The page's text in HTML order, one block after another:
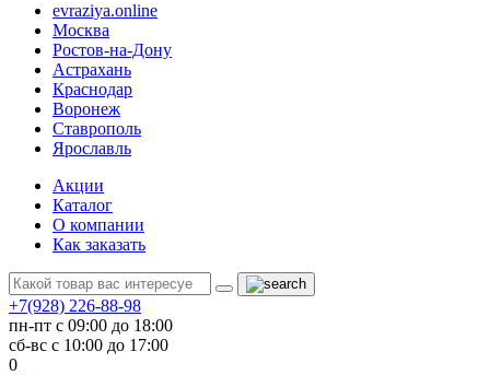
evraziya.online
Москва
Ростов-на-Дону
Астрахань
Краснодар
Воронеж
Ставрополь
Ярославль
Акции
Каталог
О компании
Как заказать
+7(928) 226-88-98
пн-пт с 09:00 до 18:00
сб-вс с 10:00 до 17:00
0